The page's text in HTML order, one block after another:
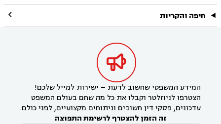
חיפה והקריות 

המידע המשפטי שחשוב לדעת – ישירות למייל שלכם!
הצטרפו לניוזלטר וקבלו את כל מה שחם בעולם המשפט
עדכונים, פסקי דין חשובים וניתוחים מקצועיים, לפני כולם.
זה הזמן להצטרף לרשימת התפוצה